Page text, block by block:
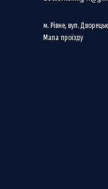
м. Рівне, вул.
Мапа проїзду